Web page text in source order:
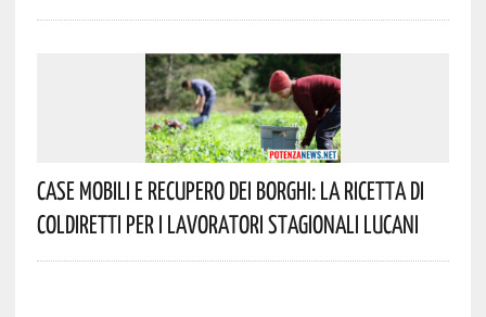
Case Mobili E Recupero Dei Borghi: La Ricetta Di
Coldiretti Per I Lavoratori Stagionali Lucani